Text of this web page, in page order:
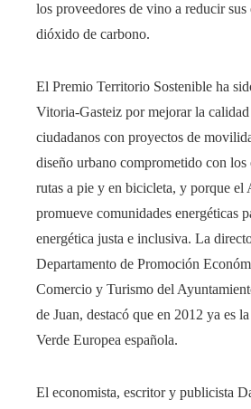
los proveedores de vino a reducir sus
dióxido de carbono.
El Premio Territorio Sostenible ha
Vitoria-Gasteiz por mejorar la
ciudadanos con proyectos de
diseño urbano comprometido con los
rutas a pie y en bicicleta, y porque el
promueve comunidades energéticas
energética justa e inclusiva. La
Departamento de Promoción
Comercio y Turismo del
de Juan, destacó que en 2012 ya es
Verde Europea española.
El economista, escritor y publicista